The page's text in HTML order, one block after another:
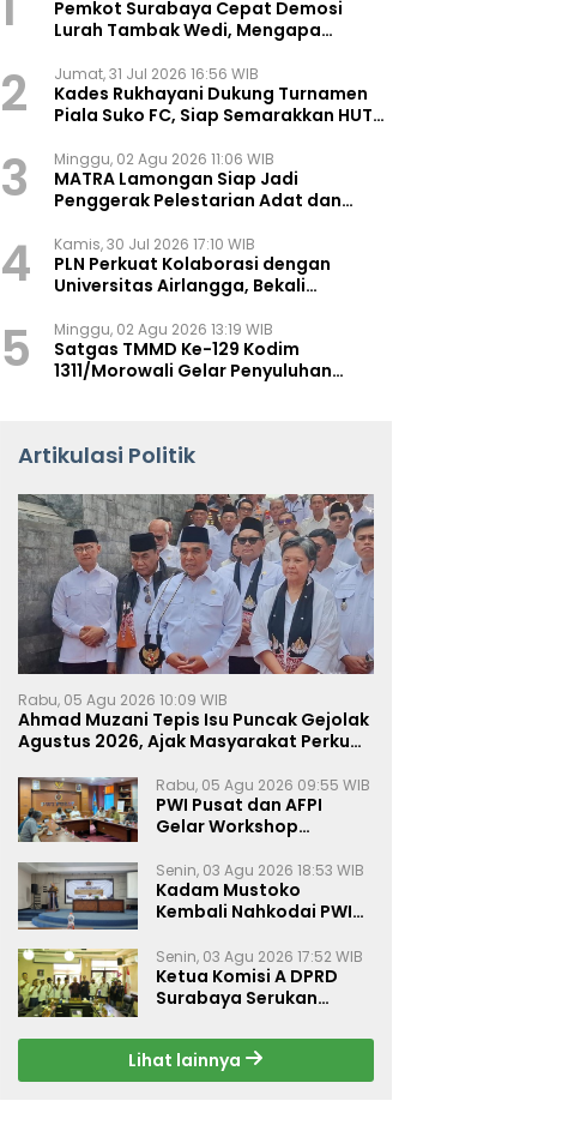
Pemkot Surabaya Cepat Demosi
Lurah Tambak Wedi, Mengapa
2 Jumat, 31 Jul 2026 16:56 WIB
Kades Rukhayani Dukung Turnamen
Piala Suko FC, Siap Semarakkan HUT
3 Minggu, 02 Agu 2026 11:06 WIB
MATRA Lamongan Siap Jadi
Penggerak Pelestarian Adat dan
4 Kamis, 30 Jul 2026 17:10 WIB
PLN Perkuat Kolaborasi dengan
Universitas Airlangga, Bekali
Transisi Energi
5 Minggu, 02 Agu 2026 13:19 WIB
Satgas TMMD Ke-129 Kodim
1311/Morowali Gelar Penyuluhan
Artikulasi Politik
Rabu, 05 Agu 2026 10:09 WIB
Ahmad Muzani Tepis Isu Puncak Gejolak
Agustus 2026, Ajak Masyarakat Perkuat
Rabu, 05 Agu 2026 09:55 WIB
PWI Pusat dan AFPI
Gelar Workshop
Inklusi Keuangan, dan
Perlindungan Publik
Senin, 03 Agu 2026 18:53 WIB
Kadam Mustoko
Kembali Nahkodai PWI
Harap Sinergi Antar
Daerah Kian Kuat
Senin, 03 Agu 2026 17:52 WIB
Ketua Komisi A DPRD
Surabaya Serukan
Merah Putih Sambut
HUT ke-81 RI
Lihat lainnya